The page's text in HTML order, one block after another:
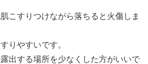
こすりつけながら落ちると火傷しま
りやすいです。
出する場所を少なくした方がいいで